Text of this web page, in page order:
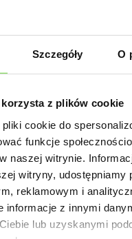
Szczegóły O
z plików cookie
cookie do
funkcje
naszej witrynie.
witryny, udostępniamy
reklamowym i
informacje z innymi
lub uzyskanymi
szkoły
miesiąc.
miesiącach
poprawę pozycji
Warszawa” –z 5.